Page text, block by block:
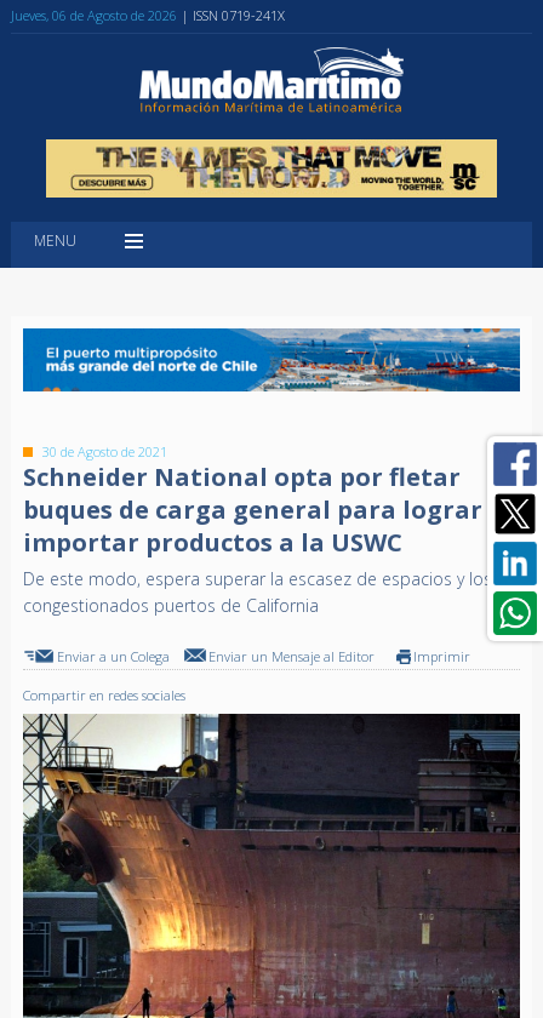
Jueves, 06 de Agosto de 2026 | ISSN 0719-241X
MENU
30 de Agosto de 2021
Schneider National opta por fletar
buques de carga general para lograr
importar productos a la USWC
De este modo, espera superar la escasez de espacios y los
congestionados puertos de California
Enviar a un Colega Enviar un Mensaje al Editor Imprimir
Compartir en redes sociales